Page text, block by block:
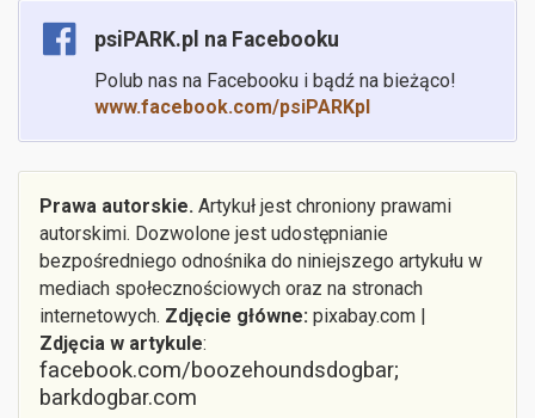
psiPARK.pl na Facebooku
Polub nas na Facebooku i bądź na bieżąco!
www.facebook.com/psiPARKpl
Prawa autorskie. Artykuł jest chroniony prawami
autorskimi. Dozwolone jest udostępnianie
bezpośredniego odnośnika do niniejszego artykułu w
mediach społecznościowych oraz na stronach
internetowych. Zdjęcie główne: pixabay.com |
Zdjęcia w artykule:
facebook.com/boozehoundsdogbar;
barkdogbar.com